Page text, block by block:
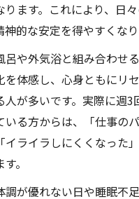
ります。これにより、日
的な安定を得やすくなり
呂や外気浴と組み合わせ
を体感し、心身ともにリ
人が多いです。実際に週3
いる方からは、「仕事の
イライラしにくくなった
。
調が優れない日や睡眠不